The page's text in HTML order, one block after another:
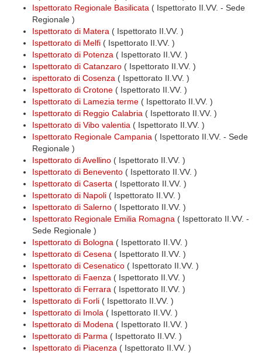
Ispettorato Regionale Basilicata ( Ispettorato II.VV. - Sede
Regionale )
Ispettorato di Matera ( Ispettorato II.VV. )
Ispettorato di Melfi ( Ispettorato II.VV. )
Ispettorato di Potenza ( Ispettorato II.VV. )
Ispettorato di Catanzaro ( Ispettorato II.VV. )
ispettorato di Cosenza ( Ispettorato II.VV. )
Ispettorato di Crotone ( Ispettorato II.VV. )
Ispettorato di Lamezia terme ( Ispettorato II.VV. )
Ispettorato di Reggio Calabria ( Ispettorato II.VV. )
Ispettorato di Vibo valentia ( Ispettorato II.VV. )
Ispettorato Regionale Campania ( Ispettorato II.VV. - Sede
Regionale )
Ispettorato di Avellino ( Ispettorato II.VV. )
Ispettorato di Benevento ( Ispettorato II.VV. )
Ispettorato di Caserta ( Ispettorato II.VV. )
Ispettorato di Napoli ( Ispettorato II.VV. )
Ispettorato di Salerno ( Ispettorato II.VV. )
Ispettorato Regionale Emilia Romagna ( Ispettorato II.VV. -
Sede Regionale )
Ispettorato di Bologna ( Ispettorato II.VV. )
Ispettorato di Cesena ( Ispettorato II.VV. )
Ispettorato di Cesenatico ( Ispettorato II.VV. )
Ispettorato di Faenza ( Ispettorato II.VV. )
Ispettorato di Ferrara ( Ispettorato II.VV. )
Ispettorato di Forli ( Ispettorato II.VV. )
Ispettorato di Imola ( Ispettorato II.VV. )
Ispettorato di Modena ( Ispettorato II.VV. )
Ispettorato di Parma ( Ispettorato II.VV. )
Ispettorato di Piacenza ( Ispettorato II.VV. )